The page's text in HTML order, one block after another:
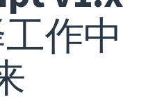
作中